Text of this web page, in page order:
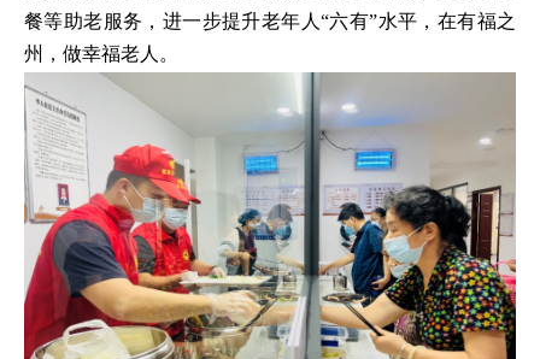
餐等助老服务，进一步提升老年人“六有”水平，在有福之
州，做幸福老人。